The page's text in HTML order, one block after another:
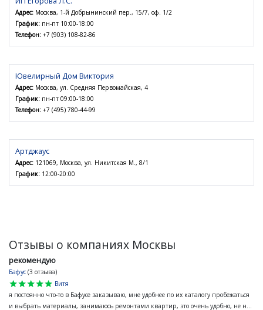
Адрес: Москва, 1-й Добрынинский пер., 15/7, оф. 1/2
График: пн-пт 10:00-18:00
Телефон: +7 (903) 108-82-86
Ювелирный Дом Виктория
Адрес: Москва, ул. Средняя Первомайская, 4
График: пн-пт 09:00-18:00
Телефон: +7 (495) 780-44-99
Артджаус
Адрес: 121069, Москва, ул. Никитская М., 8/1
График: 12:00-20:00
Отзывы о компаниях Москвы
рекомендую
Бафус (3 отзыва)
star
star
star
star
star
Витя
я постоянно что-то в Бафусе заказываю, мне удобнее по их каталогу пробежаться
и выбрать материалы, занимаюсь ремонтами квартир, это очень удобно, не н...